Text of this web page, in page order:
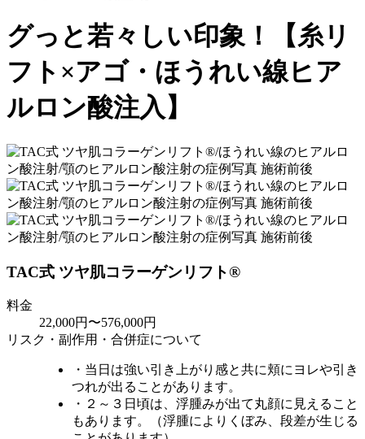
グっと若々しい印象！【糸リ
フト×アゴ・ほうれい線ヒア
ルロン酸注入】
TAC式 ツヤ肌コラーゲンリフト®
料金
22,000円〜576,000円
リスク・副作用・合併症について
・当日は強い引き上がり感と共に頬にヨレや引き
つれが出ることがあります。
・２～３日頃は、浮腫みが出て丸顔に見えること
もあります。（浮腫によりくぼみ、段差が生じる